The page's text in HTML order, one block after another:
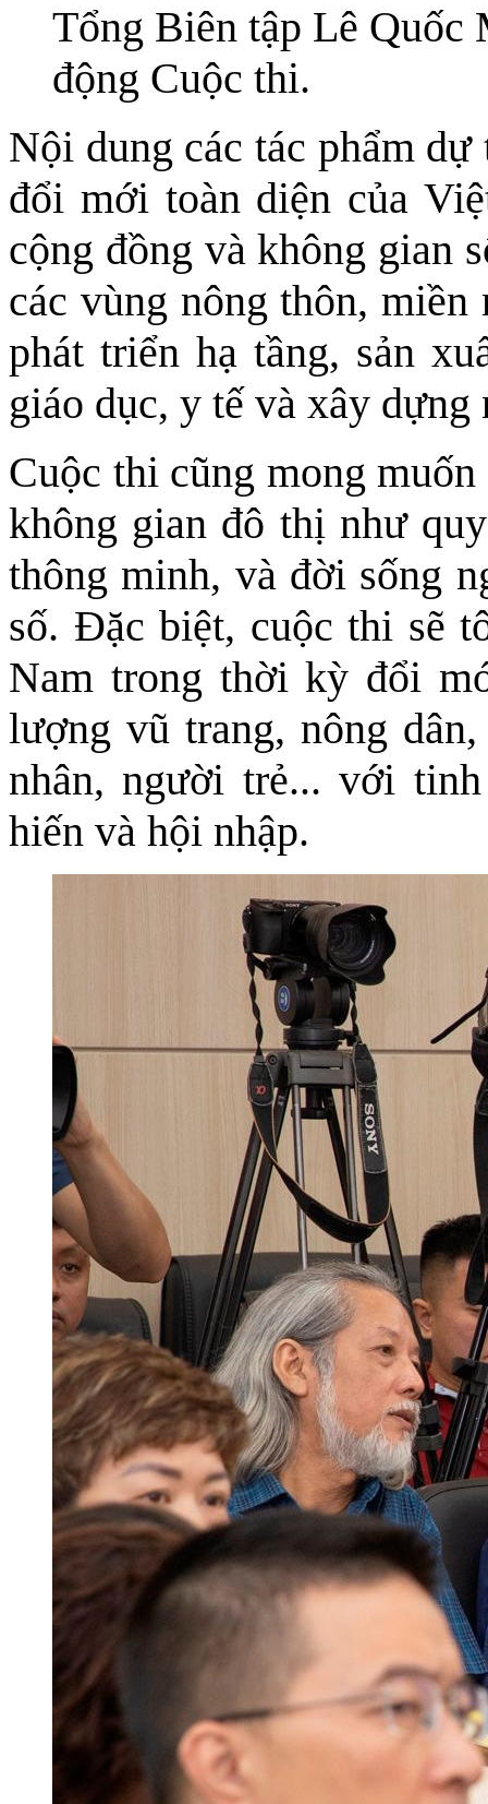
Tổng Biên tập Lê Quốc
động Cuộc thi.
Nội dung các tác phẩm
đổi mới toàn diện của
cộng đồng và không gian
các vùng nông thôn,
phát triển hạ tầng, sản
giáo dục, y tế và xây
Cuộc thi cũng mong
không gian đô thị như
thông minh, và đời sống
số. Đặc biệt, cuộc thi sẽ
Nam trong thời kỳ đổi
lượng vũ trang, nông
nhân, người trẻ... với
hiến và hội nhập.